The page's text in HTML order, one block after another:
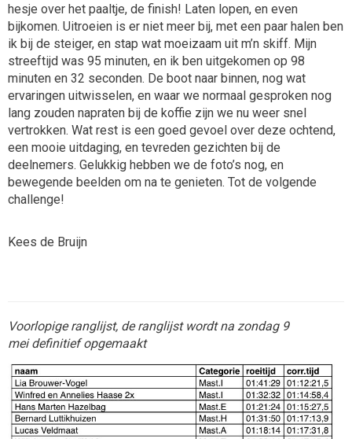
hesje over het paaltje, de finish! Laten lopen, en even
bijkomen. Uitroeien is er niet meer bij, met een paar halen ben
ik bij de steiger, en stap wat moeizaam uit m’n skiff. Mijn
streeftijd was 95 minuten, en ik ben uitgekomen op 98
minuten en 32 seconden. De boot naar binnen, nog wat
ervaringen uitwisselen, en waar we normaal gesproken nog
lang zouden napraten bij de koffie zijn we nu weer snel
vertrokken. Wat rest is een goed gevoel over deze ochtend,
een mooie uitdaging, en tevreden gezichten bij de
deelnemers. Gelukkig hebben we de foto’s nog, en
bewegende beelden om na te genieten. Tot de volgende
challenge!
Kees de Bruijn
Voorlopige ranglijst, de ranglijst wordt na zondag 9
mei definitief opgemaakt